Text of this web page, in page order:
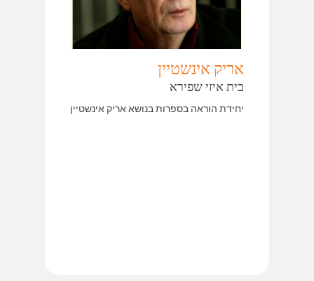
אריק אינשטיין
בית איזי שפירא
יחידת הוראה בספרות בנושא אריק אינשטיין